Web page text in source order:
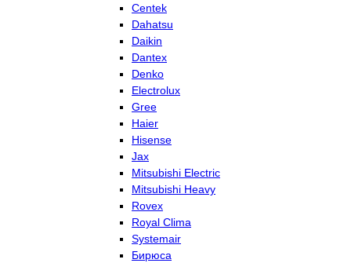
Centek
Dahatsu
Daikin
Dantex
Denko
Electrolux
Gree
Haier
Hisense
Jax
Mitsubishi Electric
Mitsubishi Heavy
Rovex
Royal Clima
Systemair
Бирюса